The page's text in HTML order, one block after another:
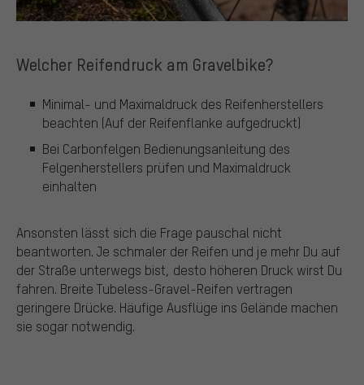
Welcher Reifendruck am Gravelbike?
Minimal- und Maximaldruck des Reifenherstellers
beachten (Auf der Reifenflanke aufgedruckt)
Bei Carbonfelgen Bedienungsanleitung des
Felgenherstellers prüfen und Maximaldruck
einhalten
Ansonsten lässt sich die Frage pauschal nicht
beantworten. Je schmaler der Reifen und je mehr Du auf
der Straße unterwegs bist, desto höheren Druck wirst Du
fahren. Breite Tubeless-Gravel-Reifen vertragen
geringere Drücke. Häufige Ausflüge ins Gelände machen
sie sogar notwendig.